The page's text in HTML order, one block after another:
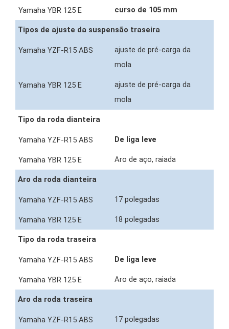
curso de 105 mm
Tipos de ajuste da suspensão traseira
ajuste de pré-carga da
mola
ajuste de pré-carga da
mola
Tipo da roda dianteira
De liga leve
Aro de aço, raiada
Aro da roda dianteira
17 polegadas
18 polegadas
Tipo da roda traseira
De liga leve
Aro de aço, raiada
Aro da roda traseira
17 polegadas